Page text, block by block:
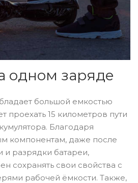
одном заряде
большой емкостью
проехать 15 километров пути
Благодаря
компонентам, даже после
и разрядки батареи,
сохранять свои свойства с
рабочей ёмкости. Также,